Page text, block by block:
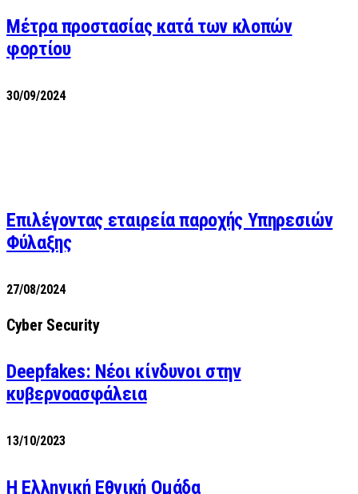
Μέτρα προστασίας κατά των κλοπών
φορτίου
30/09/2024
Επιλέγοντας εταιρεία παροχής Υπηρεσιών
Φύλαξης
27/08/2024
Cyber Security
Deepfakes: Νέοι κίνδυνοι στην
κυβερνοασφάλεια
13/10/2023
Η Ελληνική Εθνική Ομάδα